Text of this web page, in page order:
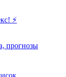
⚡
прогнозы